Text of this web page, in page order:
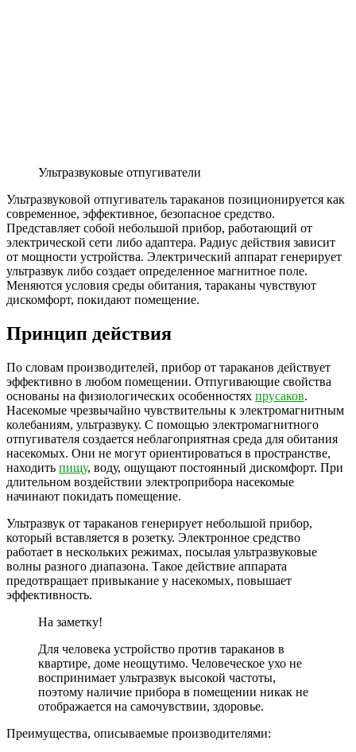
Ультразвуковые отпугиватели
Ультразвуковой отпугиватель тараканов позиционируется как
современное, эффективное, безопасное средство.
Представляет собой небольшой прибор, работающий от
электрической сети либо адаптера. Радиус действия зависит
от мощности устройства. Электрический аппарат генерирует
ультразвук либо создает определенное магнитное поле.
Меняются условия среды обитания, тараканы чувствуют
дискомфорт, покидают помещение.
Принцип действия
По словам производителей, прибор от тараканов действует
эффективно в любом помещении. Отпугивающие свойства
основаны на физиологических особенностях прусаков.
Насекомые чрезвычайно чувствительны к электромагнитным
колебаниям, ультразвуку. С помощью электромагнитного
отпугивателя создается неблагоприятная среда для обитания
насекомых. Они не могут ориентироваться в пространстве,
находить пищу, воду, ощущают постоянный дискомфорт. При
длительном воздействии электроприбора насекомые
начинают покидать помещение.
Ультразвук от тараканов генерирует небольшой прибор,
который вставляется в розетку. Электронное средство
работает в нескольких режимах, посылая ультразвуковые
волны разного диапазона. Такое действие аппарата
предотвращает привыкание у насекомых, повышает
эффективность.
На заметку!
Для человека устройство против тараканов в
квартире, доме неощутимо. Человеческое ухо не
воспринимает ультразвук высокой частоты,
поэтому наличие прибора в помещении никак не
отображается на самочувствии, здоровье.
Преимущества, описываемые производителями: